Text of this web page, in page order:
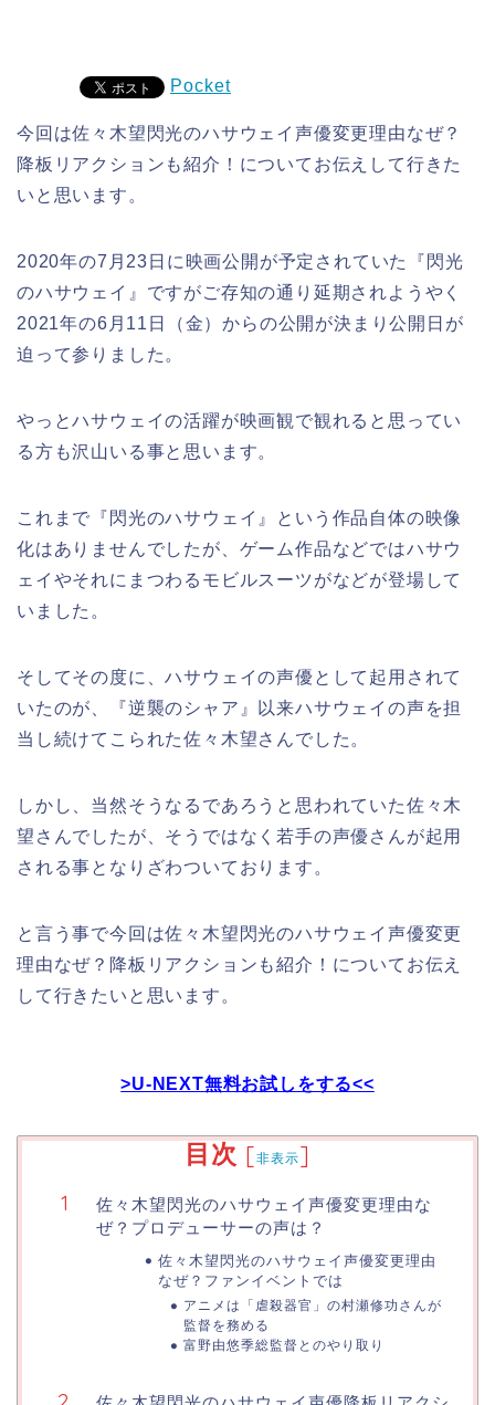
Pocket
今回は佐々木望閃光のハサウェイ声優変更理由なぜ？
降板リアクションも紹介！についてお伝えして行きた
いと思います。
2020年の7月23日に映画公開が予定されていた『閃光
のハサウェイ』ですがご存知の通り延期されようやく
2021年の6月11日（金）からの公開が決まり公開日が
迫って参りました。
やっとハサウェイの活躍が映画観で観れると思ってい
る方も沢山いる事と思います。
これまで『閃光のハサウェイ』という作品自体の映像
化はありませんでしたが、ゲーム作品などではハサウ
ェイやそれにまつわるモビルスーツがなどが登場して
いました。
そしてその度に、ハサウェイの声優として起用されて
いたのが、『逆襲のシャア』以来ハサウェイの声を担
当し続けてこられた佐々木望さんでした。
しかし、当然そうなるであろうと思われていた佐々木
望さんでしたが、そうではなく若手の声優さんが起用
される事となりざわついております。
と言う事で今回は佐々木望閃光のハサウェイ声優変更
理由なぜ？降板リアクションも紹介！についてお伝え
して行きたいと思います。
>U-NEXT無料お試しをする<<
目次 [非表示]
佐々木望閃光のハサウェイ声優変更理由な
ぜ？プロデューサーの声は？
佐々木望閃光のハサウェイ声優変更理由
なぜ？ファンイベントでは
アニメは「虐殺器官」の村瀬修功さんが
監督を務める
富野由悠季総監督とのやり取り